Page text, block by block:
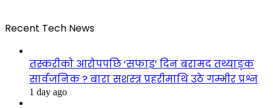
Recent Tech News
तस्करीको आरोपपछि ‘सफाइ’ दिन बरामद तथ्याङ्क
सार्वजनिक ? बारा सशस्त्र प्रहरीमाथि उठे गम्भीर प्रश्न
1 day ago